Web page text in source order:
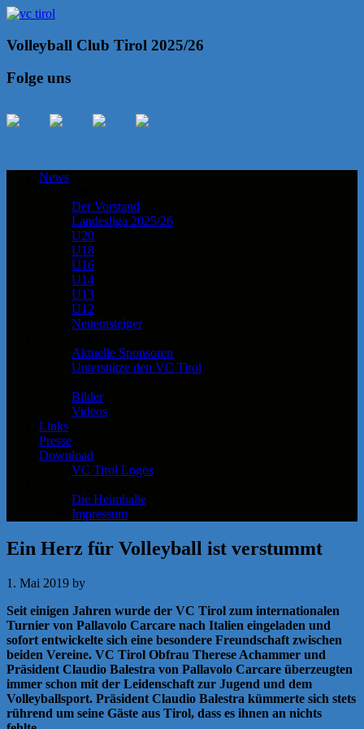
Volleyball Club Tirol 2025/26
Folge uns
News
Der Vorstand
Landesliga 2025/26
U20
U18
U16
U14
U13
U12
Neueinsteiger
Aktuelle Sponsoren
Unterstütze den VC Tirol
Bilder
Videos
Links
Presse
Download
VC Tirol Logos
Die Heimhalle
Impressum
Ein Herz für Volleyball ist verstummt
1. Mai 2019 by
Seit einigen Jahren wurde der VC Tirol zum internationalen
Turnier von Pallavolo Carcare nach Italien eingeladen und
sofort entwickelte sich eine besondere Freundschaft zwischen
beiden Vereine. VC Tirol Obfrau Therese Achammer und
Präsident Claudio Balestra von Pallavolo Carcare überzeugten
immer schon mit der Leidenschaft zur Jugend und dem
Volleyballsport. Präsident Claudio Balestra kümmerte sich stets
rührend um seine Gäste aus Tirol, dass es ihnen an nichts